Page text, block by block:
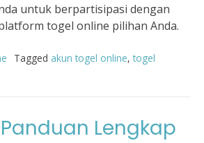
untuk berpartisipasi dengan
togel online pilihan Anda.
Tagged akun togel online, togel
Lengkap